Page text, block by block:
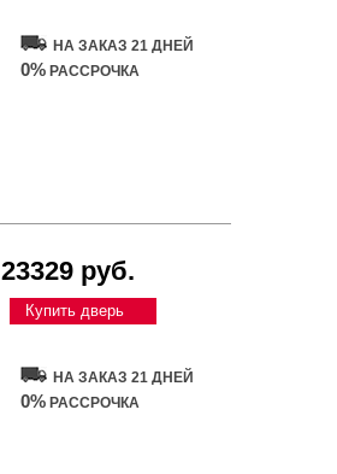
НА ЗАКАЗ 21 ДНЕЙ
0% РАССРОЧКА
23329 руб.
Купить дверь
НА ЗАКАЗ 21 ДНЕЙ
0% РАССРОЧКА